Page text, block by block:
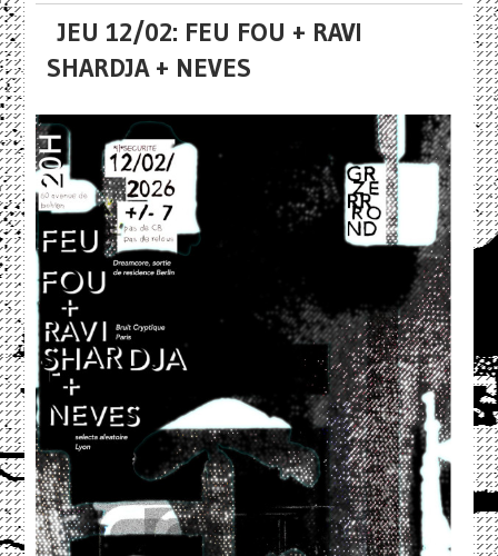
JEU 12/02: FEU FOU + RAVI
SHARDJA + NEVES